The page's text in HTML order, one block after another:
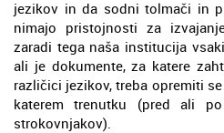
jezikov in da sodni tolmači in
nimajo pristojnosti za
zaradi tega naša institucija
ali je dokumente, za katere
različici jezikov, treba opremiti
katerem trenutku (pred ali
strokovnjakov).